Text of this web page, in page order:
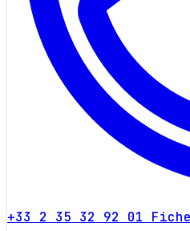
+33 2 35 32 92 01 Fiche